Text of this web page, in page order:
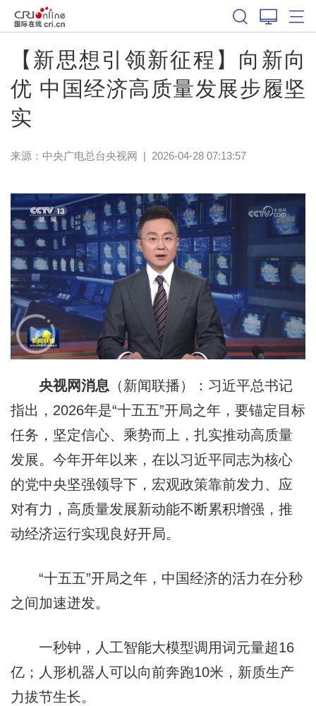
【新思想引领新征程】向新向
优 中国经济高质量发展步履坚
实
来源： 中央广电总台央视网 | 2026-04-28 07:13:57
央视网消息 （新闻联播）：习近平总书记
指出，2026年是“十五五”开局之年，要锚定目标
任务，坚定信心、乘势而上，扎实推动高质量
发展。今年开年以来，在以习近平同志为核心
的党中央坚强领导下，宏观政策靠前发力、应
对有力，高质量发展新动能不断累积增强，推
动经济运行实现良好开局。
“十五五”开局之年，中国经济的活力在分秒
之间加速迸发。
一秒钟，人工智能大模型调用词元量超16
亿；人形机器人可以向前奔跑10米，新质生产
力拔节生长。